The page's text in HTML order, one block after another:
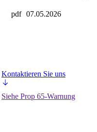
pdf 07.05.2026
Kontaktieren Sie uns
Siehe Prop 65-Warnung